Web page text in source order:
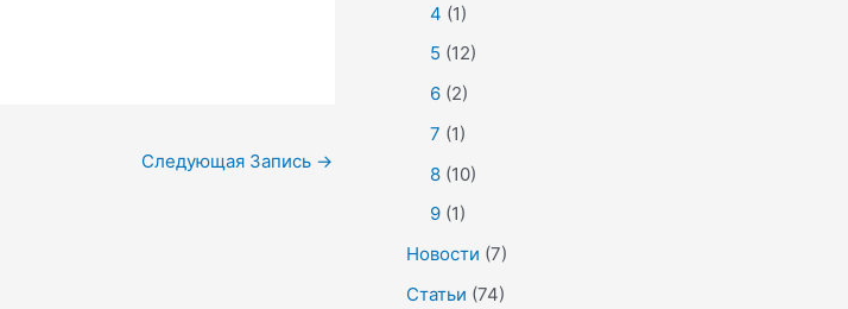
Следующая Запись →
4 (1)
5 (12)
6 (2)
7 (1)
8 (10)
9 (1)
Новости (7)
Статьи (74)